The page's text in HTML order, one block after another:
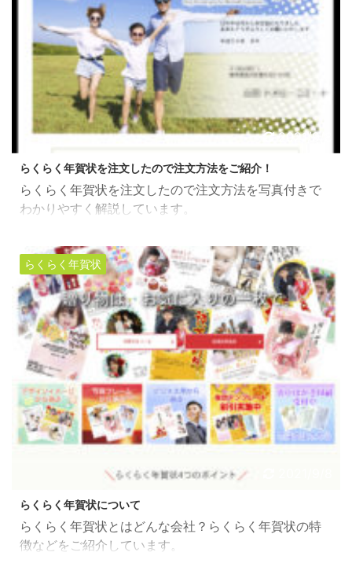
2021/9/8
らくらく年賀状を注文したので注文方法をご紹介！
らくらく年賀状を注文したので注文方法を写真付きで
わかりやすく解説しています。
らくらく年賀状
らくらく年賀状について
らくらく年賀状とはどんな会社？らくらく年賀状の特
徴などをご紹介しています。